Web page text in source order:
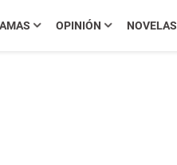
OPINIÓN NOVELAS